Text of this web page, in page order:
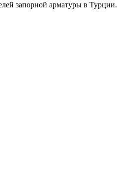
запорной арматуры в Турции.